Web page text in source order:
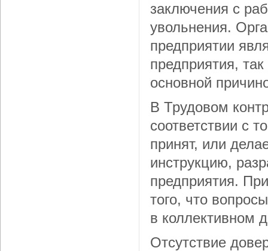
заключения с
увольнения.
предприятии
предприятия,
основной
В Трудовом
соответствии с
принят, или
инструкцию,
предприятия.
того, что
в коллективном
Отсутствие